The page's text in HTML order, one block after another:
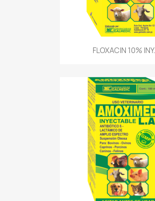
Vista rápida
FLOXACIN 10% INY.